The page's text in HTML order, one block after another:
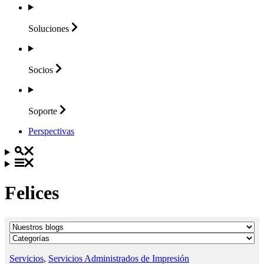
Soluciones
Socios
Soporte
Perspectivas
Felices
Servicios, Servicios Administrados de Impresión